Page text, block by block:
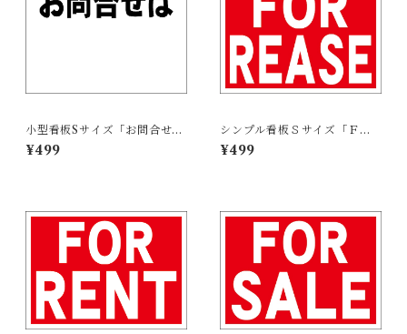
小型看板Sサイズ「お問合せは
余白付（黒字）」 屋外可【不
動産】
¥499
シンプル看板Ｓサイズ「ＦＯ
Ｒ ＲＥＡＳＥ」【不動産】屋
外可
¥499